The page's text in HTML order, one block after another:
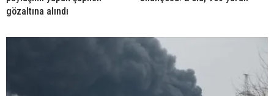
gözaltına alındı